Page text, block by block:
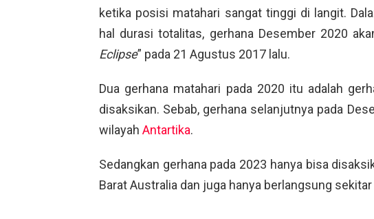
ketika posisi matahari sangat tinggi di langit.
hal durasi totalitas, gerhana Desember 2020
Eclipse” pada 21 Agustus 2017 lalu.
Dua gerhana matahari pada 2020 itu adalah
disaksikan. Sebab, gerhana selanjutnya pada
wilayah Antartika.
Sedangkan gerhana pada 2023 hanya bisa
Barat Australia dan juga hanya berlangsung